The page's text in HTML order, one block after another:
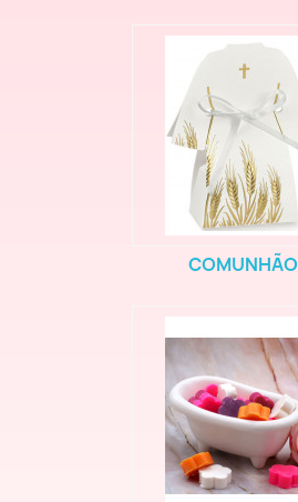
COMUNHÃO